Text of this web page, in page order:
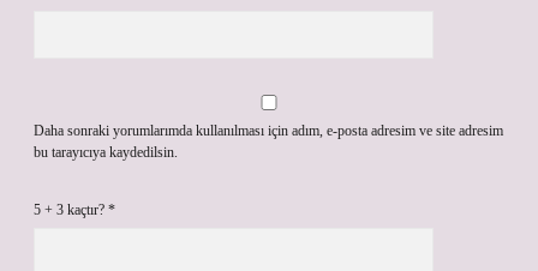
Daha sonraki yorumlarımda kullanılması için adım, e-posta adresim ve site adresim
bu tarayıcıya kaydedilsin.
5 + 3 kaçtır? *